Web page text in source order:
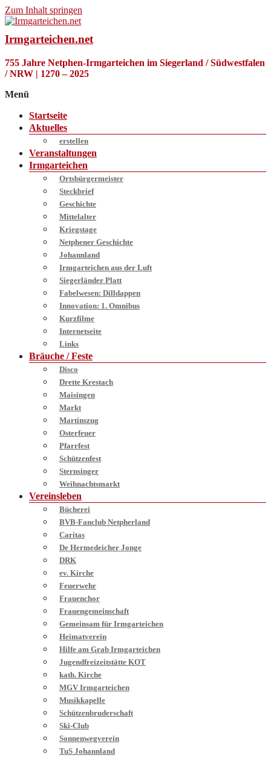
Zum Inhalt springen
Irmgarteichen.net
755 Jahre Netphen-Irmgarteichen im Siegerland / Südwestfalen
/ NRW | 1270 – 2025
Menü
Startseite
Aktuelles
erstellen
Veranstaltungen
Irmgarteichen
Ortsbürgermeister
Steckbrief
Geschichte
Mittelalter
Kriegstage
Netphener Geschichte
Johannland
Irmgarteichen aus der Luft
Siegerländer Platt
Fabelwesen: Dilldappen
Innovation: 1. Omnibus
Kurzfilme
Internetseite
Links
Bräuche / Feste
Disco
Drette Krestach
Maisingen
Markt
Martinszug
Osterfeuer
Pfarrfest
Schützenfest
Sternsinger
Weihnachtsmarkt
Vereinsleben
Bücherei
BVB-Fanclub Netpherland
Caritas
De Hermedeicher Jonge
DRK
ev. Kirche
Feuerwehr
Frauenchor
Frauengemeinschaft
Gemeinsam für Irmgarteichen
Heimatverein
Hilfe am Grab Irmgarteichen
Jugendfreizeitstätte KOT
kath. Kirche
MGV Irmgarteichen
Musikkapelle
Schützenbruderschaft
Ski-Club
Sonnenwegverein
TuS Johannland